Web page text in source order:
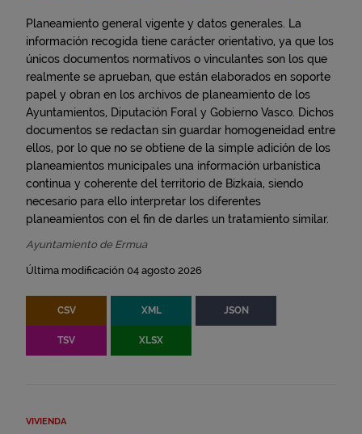
Planeamiento general vigente y datos generales. La
información recogida tiene carácter orientativo, ya que los
únicos documentos normativos o vinculantes son los que
realmente se aprueban, que están elaborados en soporte
papel y obran en los archivos de planeamiento de los
Ayuntamientos, Diputación Foral y Gobierno Vasco. Dichos
documentos se redactan sin guardar homogeneidad entre
ellos, por lo que no se obtiene de la simple adición de los
planeamientos municipales una información urbanística
continua y coherente del territorio de Bizkaia, siendo
necesario para ello interpretar los diferentes
planeamientos con el fin de darles un tratamiento similar.
Ayuntamiento de Ermua
Última modificación 04 agosto 2026
CSV XML JSON
TSV XLSX
VIVIENDA